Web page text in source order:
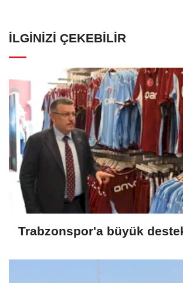
İLGINIZI ÇEKEBILIR
Trabzonspor'a büyük